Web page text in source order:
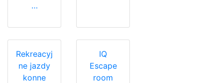
…
Rekreacyj
ne jazdy
konne
IQ
Escape
room